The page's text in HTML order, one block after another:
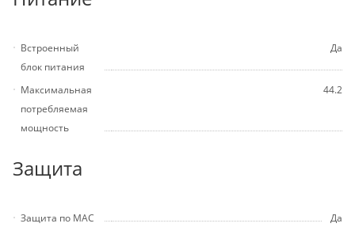
Встроенный
блок питания
Да
Максимальная
потребляемая
мощность
44.2
Защита
Защита по MAC Да